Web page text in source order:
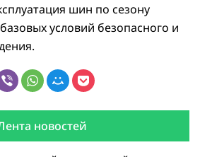
шин по сезону
условий безопасного и
новостей